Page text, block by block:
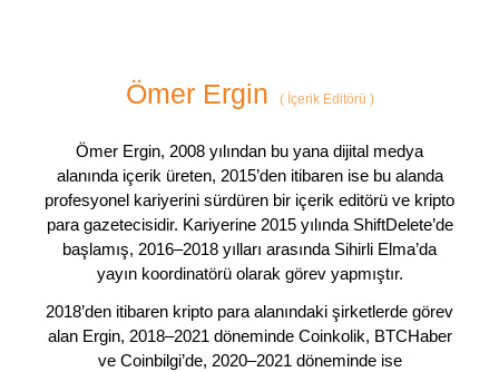
Ömer Ergin (İçerik Editörü )
Ömer Ergin, 2008 yılından bu yana dijital medya
alanında içerik üreten, 2015’den itibaren ise bu alanda
profesyonel kariyerini sürdüren bir içerik editörü ve kripto
para gazetecisidir. Kariyerine 2015 yılında ShiftDelete’de
başlamış, 2016–2018 yılları arasında Sihirli Elma’da
yayın koordinatörü olarak görev yapmıştır.
2018’den itibaren kripto para alanındaki şirketlerde görev
alan Ergin, 2018–2021 döneminde Coinkolik, BTCHaber
ve Coinbilgi’de, 2020–2021 döneminde ise